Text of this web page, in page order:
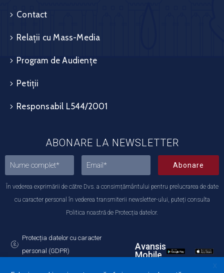
Contact
Relații cu Mass-Media
Program de Audiențe
Petiții
Responsabil L544/2001
ABONARE LA NEWSLETTER
Abonare
În vederea exprimării de către Dvs. a consimțământului pentru prelucrarea de date
cu caracter personal în vederea transmiterii newsletter-ului, puteți consulta
Politica noastră de Protecția datelor.
Protecția datelor cu caracter
personal (GDPR)
Avansis
Mobile
X